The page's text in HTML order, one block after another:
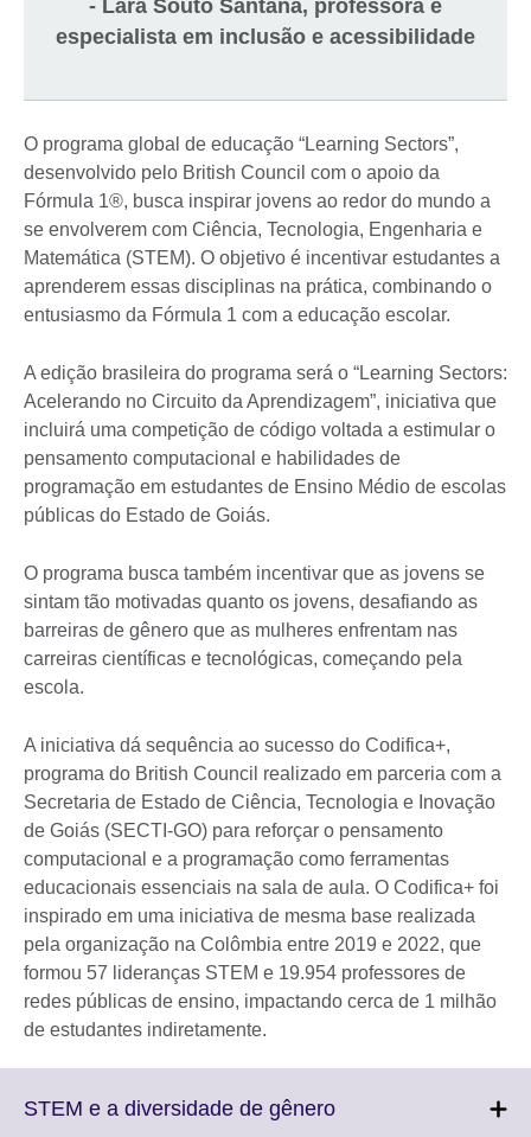
- Lara Souto Santana, professora e
especialista em inclusão e acessibilidade
O programa global de educação “Learning Sectors”,
desenvolvido pelo British Council com o apoio da
Fórmula 1®, busca inspirar jovens ao redor do mundo a
se envolverem com Ciência, Tecnologia, Engenharia e
Matemática (STEM). O objetivo é incentivar estudantes a
aprenderem essas disciplinas na prática, combinando o
entusiasmo da Fórmula 1 com a educação escolar.
A edição brasileira do programa será o “Learning Sectors:
Acelerando no Circuito da Aprendizagem”, iniciativa que
incluirá uma competição de código voltada a estimular o
pensamento computacional e habilidades de
programação em estudantes de Ensino Médio de escolas
públicas do Estado de Goiás.
O programa busca também incentivar que as jovens se
sintam tão motivadas quanto os jovens, desafiando as
barreiras de gênero que as mulheres enfrentam nas
carreiras científicas e tecnológicas, começando pela
escola.
A iniciativa dá sequência ao sucesso do Codifica+,
programa do British Council realizado em parceria com a
Secretaria de Estado de Ciência, Tecnologia e Inovação
de Goiás (SECTI-GO) para reforçar o pensamento
computacional e a programação como ferramentas
educacionais essenciais na sala de aula. O Codifica+ foi
inspirado em uma iniciativa de mesma base realizada
pela organização na Colômbia entre 2019 e 2022, que
formou 57 lideranças STEM e 19.954 professores de
redes públicas de ensino, impactando cerca de 1 milhão
de estudantes indiretamente.
STEM e a diversidade de gêneroClick